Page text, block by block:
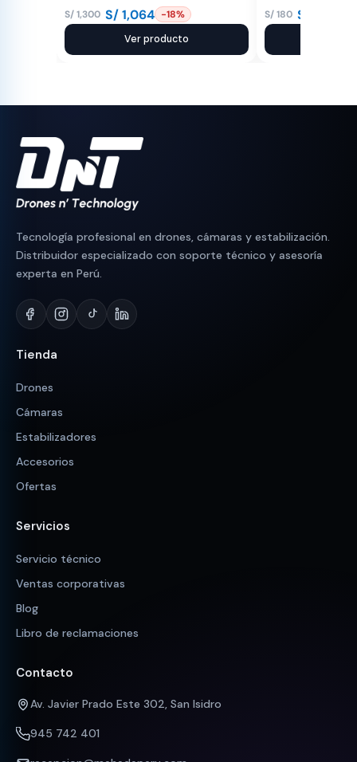
S/1,300
El
original
S/1,064
El
actual
-18%
Ver producto
S/180
El
original
S/
El
actual
Tecnología profesional en drones, cámaras y estabilización.
Distribuidor especializado con soporte técnico y asesoría
experta en Perú.
Tienda
Drones
Cámaras
Estabilizadores
Accesorios
Ofertas
Servicios
Servicio técnico
Ventas corporativas
Blog
Libro de reclamaciones
Contacto
Av. Javier Prado Este 302, San Isidro
945 742 401